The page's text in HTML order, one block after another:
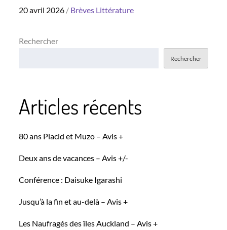
Posted
20 avril 2026 Brèves Littérature
Rechercher
Rechercher
Articles récents
80 ans Placid et Muzo – Avis +
Deux ans de vacances – Avis +/-
Conférence : Daisuke Igarashi
Jusqu’à la fin et au-delà – Avis +
Les Naufragés des îles Auckland – Avis +